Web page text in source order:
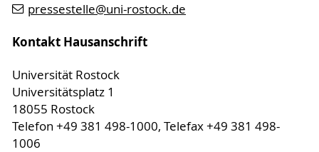
pressestelle@uni-rostock.de
Kontakt Hausanschrift
Universität Rostock
Universitätsplatz 1
18055 Rostock
Telefon +49 381 498-1000, Telefax +49 381 498-
1006